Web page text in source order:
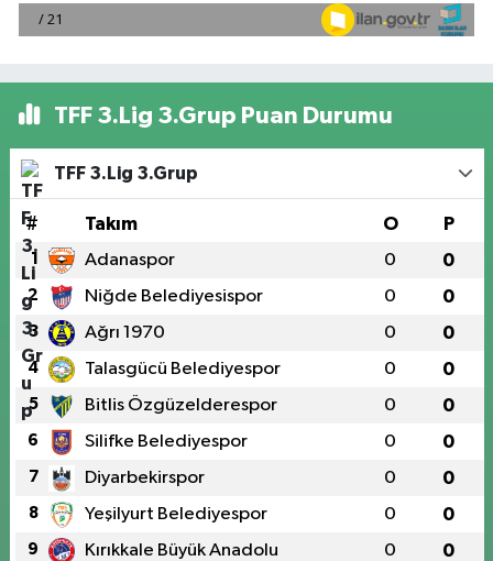
TFF 3.Lig 3.Grup Puan Durumu
TFF 3.Lig 3.Grup
# Takım O P
1 Adanaspor 0 0
2 Niğde Belediyesispor 0 0
3 Ağrı 1970 0 0
4 Talasgücü Belediyespor 0 0
5 Bitlis Özgüzelderespor 0 0
6 Silifke Belediyespor 0 0
7 Diyarbekirspor 0 0
8 Yeşilyurt Belediyespor 0 0
9 Kırıkkale Büyük Anadolu 0 0